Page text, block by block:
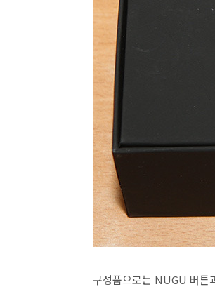
구성품으로는 NUGU 버튼